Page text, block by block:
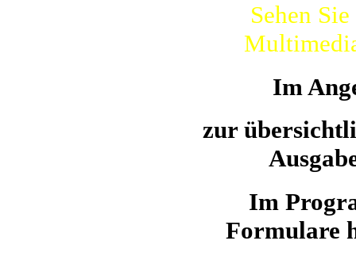
Sehen
Im
zur
Im
Formulare